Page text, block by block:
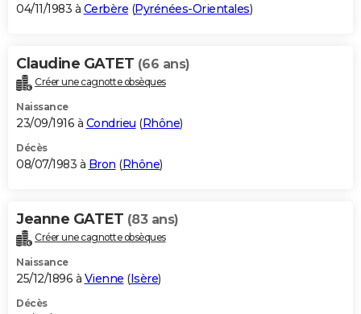
04/11/1983 à Cerbère (Pyrénées-Orientales)
Claudine GATET (66 ans)
Créer une cagnotte obsèques
Naissance
23/09/1916 à Condrieu (Rhône)
Décès
08/07/1983 à Bron (Rhône)
Jeanne GATET (83 ans)
Créer une cagnotte obsèques
Naissance
25/12/1896 à Vienne (Isère)
Décès